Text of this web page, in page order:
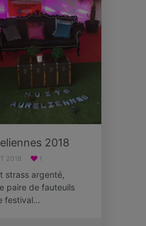
2018
2018 1
strass argenté,
paire de fauteuils
festival…